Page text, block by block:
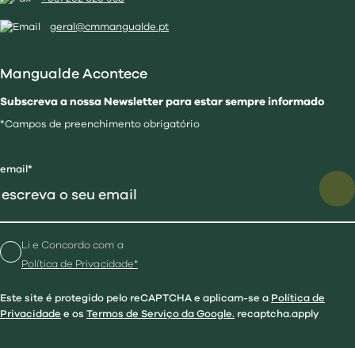
geral@cmmangualde.pt
Mangualde Acontece
Subscreva a nossa Newsletter para estar sempre informado
*Campos de preenchimento obrigatório
email*
Li e Concordo com a
Política de Privacidade*
Este site é protegido pelo reCAPTCHA e aplicam-se a Política de
Privacidade e os Termos de Serviço da Google. recaptcha.apply